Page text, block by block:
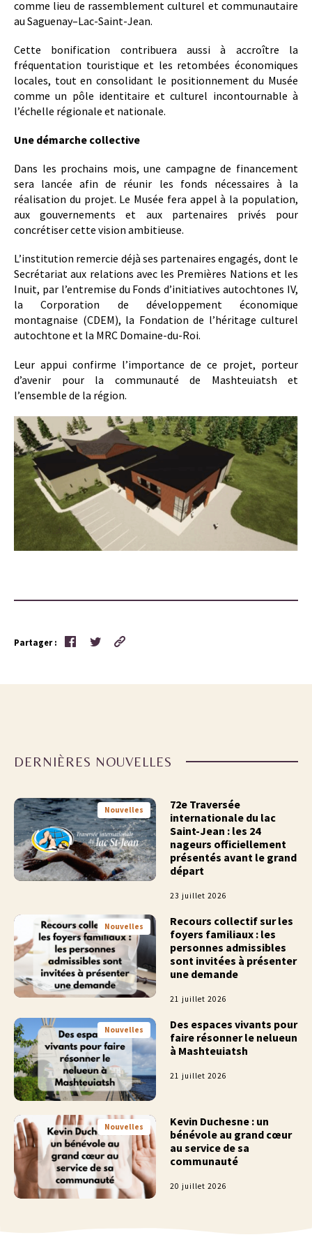
comme lieu de rassemblement culturel et communautaire
au Saguenay–Lac-Saint-Jean.
Cette bonification contribuera aussi à accroître la
fréquentation touristique et les retombées économiques
locales, tout en consolidant le positionnement du Musée
comme un pôle identitaire et culturel incontournable à
l’échelle régionale et nationale.
Une démarche collective
Dans les prochains mois, une campagne de financement
sera lancée afin de réunir les fonds nécessaires à la
réalisation du projet. Le Musée fera appel à la population,
aux gouvernements et aux partenaires privés pour
concrétiser cette vision ambitieuse.
L’institution remercie déjà ses partenaires engagés, dont le
Secrétariat aux relations avec les Premières Nations et les
Inuit, par l’entremise du Fonds d’initiatives autochtones IV,
la Corporation de développement économique
montagnaise (CDEM), la Fondation de l’héritage culturel
autochtone et la MRC Domaine-du-Roi.
Leur appui confirme l’importance de ce projet, porteur
d’avenir pour la communauté de Mashteuiatsh et
l’ensemble de la région.
Partager :
DERNIÈRES NOUVELLES
Nouvelles
72e Traversée
internationale du lac
Saint-Jean : les 24
nageurs officiellement
présentés avant le grand
départ
23 juillet 2026
Nouvelles
Recours collectif sur les
foyers familiaux : les
personnes admissibles
sont invitées à présenter
une demande
21 juillet 2026
Nouvelles
Des espaces vivants pour
faire résonner le nelueun
à Mashteuiatsh
21 juillet 2026
Nouvelles
Kevin Duchesne : un
bénévole au grand cœur
au service de sa
communauté
20 juillet 2026